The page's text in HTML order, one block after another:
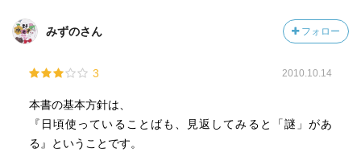
☆☆☆☆☆☆☆ ストーリー
☆☆☆☆☆☆☆ メッセージ性
☆☆☆☆☆☆☆ 読後の個人的な満足度
共感度（空振り三振・一部・参った！）
読書の速度（時間がかかった・普通・一気に読んだ）
みずのさん フォロー
3 2010.10.14
本書の基本方針は、
『日頃使っていることばも、見返してみると「謎」があ
る』ということです。